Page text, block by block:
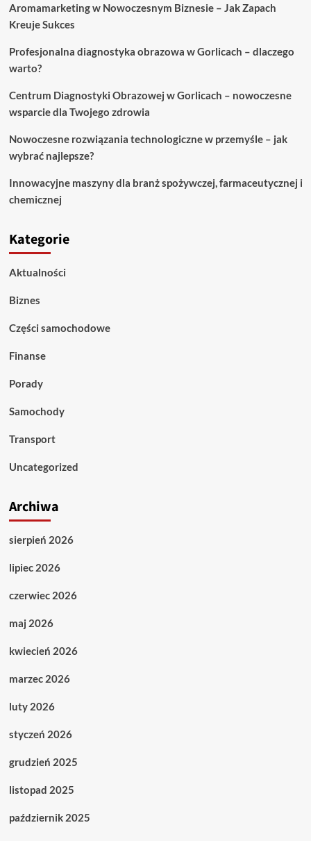
Aromamarketing w Nowoczesnym Biznesie – Jak Zapach
Kreuje Sukces
Profesjonalna diagnostyka obrazowa w Gorlicach – dlaczego
warto?
Centrum Diagnostyki Obrazowej w Gorlicach – nowoczesne
wsparcie dla Twojego zdrowia
Nowoczesne rozwiązania technologiczne w przemyśle – jak
wybrać najlepsze?
Innowacyjne maszyny dla branż spożywczej, farmaceutycznej i
chemicznej
Kategorie
Aktualności
Biznes
Części samochodowe
Finanse
Porady
Samochody
Transport
Uncategorized
Archiwa
sierpień 2026
lipiec 2026
czerwiec 2026
maj 2026
kwiecień 2026
marzec 2026
luty 2026
styczeń 2026
grudzień 2025
listopad 2025
październik 2025